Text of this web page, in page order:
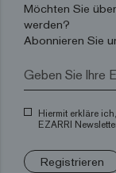
Möchten Sie
werden?
Abonnieren Sie
Hiermit erkläre
EZARRI
Registrieren